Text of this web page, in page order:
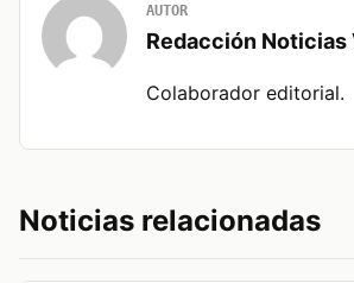
AUTOR
Redacción Noticias
Colaborador editorial.
Noticias relacionadas